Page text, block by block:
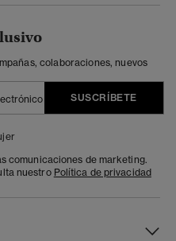
colaboraciones, nuevos
SUSCRÍBETE
comunicaciones de marketing.
nuestro Política de privacidad